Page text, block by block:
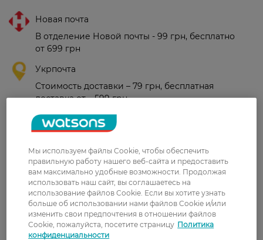
Новая почта
В отделение Новой почты - 99 грн, бесплатно
от 699 грн
Укрпочта
Стоимость доставки – 79 грн, бесплатная
доставка от – 599 грн
Забрать сегодня в магазине Watsons
Показать больше
Оплата
Оплата картой
Послеоплата
Мы используем файлы Cookie, чтобы обеспечить
правильную работу нашего веб-сайта и предоставить
вам максимально удобные возможности. Продолжая
использовать наш сайт, вы соглашаетесь на
использование файлов Cookie. Если вы хотите узнать
больше об использовании нами файлов Cookie и/или
изменить свои предпочтения в отношении файлов
Cookie, пожалуйста, посетите страницу Политика
конфиденциальности